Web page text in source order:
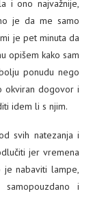
i ono najvažnije,
je da me samo
je pet minuta da
opišem kako sam
ponudu nego
okviran dogovor i
idem li s njim.
svih natezanja i
jer vremena
je nabaviti lampe,
i